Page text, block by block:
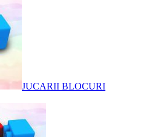
JUCARII BLOCURI